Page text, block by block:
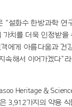
“설화수 한방과학 연
치를 더욱 인정받을
에게 아름다움과 건
속해서 이어가겠다”
Heritage &
3,912가지의 약용